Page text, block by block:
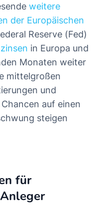
weitere
der Europäischen
Reserve (Fed)
in Europa und
Monaten weiter
mittelgroßen
und
auf einen
steigen
für